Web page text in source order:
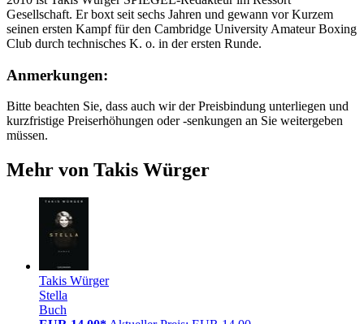
Gesellschaft. Er boxt seit sechs Jahren und gewann vor Kurzem
seinen ersten Kampf für den Cambridge University Amateur Boxing
Club durch technisches K. o. in der ersten Runde.
Anmerkungen:
Bitte beachten Sie, dass auch wir der Preisbindung unterliegen und
kurzfristige Preiserhöhungen oder -senkungen an Sie weitergeben
müssen.
Mehr von Takis Würger
Takis Würger
Stella
Buch